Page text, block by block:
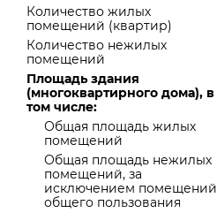
Количество жилых
помещений (квартир)
Количество нежилых
помещений
Площадь здания
(многоквартирного дома), в
том числе:
Общая площадь жилых
помещений
Общая площадь нежилых
помещений, за
исключением помещений
общего пользования